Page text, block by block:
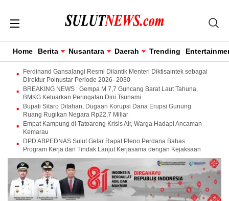
Home Berita Nusantara Daerah Trending
Ferdinand Gansalangi Resmi Dilantik Menteri Diktisaintek sebagai
Direktur Polnustar Periode 2026–2030
BREAKING NEWS : Gempa M 7,7 Guncang Barat Laut Tahuna,
BMKG Keluarkan Peringatan Dini Tsunami
Bupati Sitaro Ditahan, Dugaan Korupsi Dana Erupsi Gunung
Ruang Rugikan Negara Rp22,7 Miliar
Empat Kampung di Tatoareng Krisis Air, Warga Hadapi Ancaman
Kemarau
DPD ABPEDNAS Sulut Gelar Rapat Pleno Perdana Bahas
Program Kerja dan Tindak Lanjut Kerjasama dengan Kejaksaan